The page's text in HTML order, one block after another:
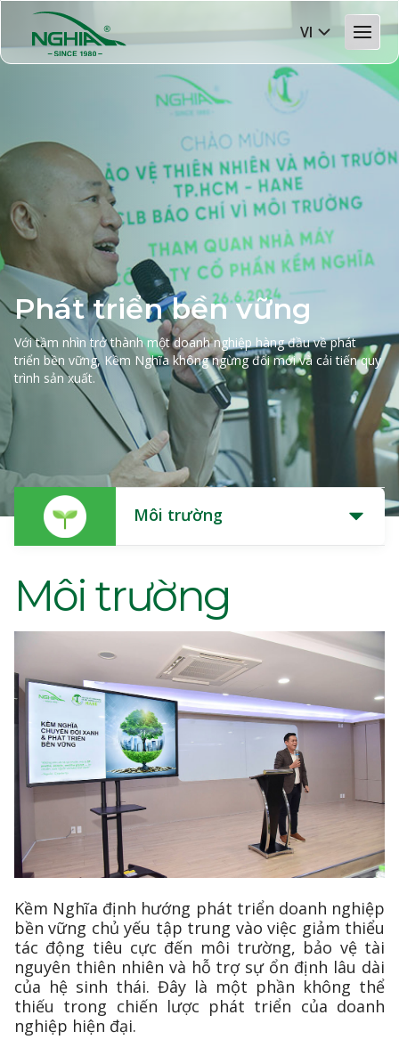
VI
Phát triển bền vững
Với tầm nhìn trở thành một doanh nghiệp hàng đầu về phát
triển bền vững, Kềm Nghĩa không ngừng đổi mới và cải tiến quy
trình sản xuất.
Môi trường
Môi trường
Kềm Nghĩa định hướng phát triển doanh nghiệp
bền vững chủ yếu tập trung vào việc giảm thiểu
tác động tiêu cực đến môi trường, bảo vệ tài
nguyên thiên nhiên và hỗ trợ sự ổn định lâu dài
của hệ sinh thái. Đây là một phần không thể
thiếu trong chiến lược phát triển của doanh
nghiệp hiện đại.